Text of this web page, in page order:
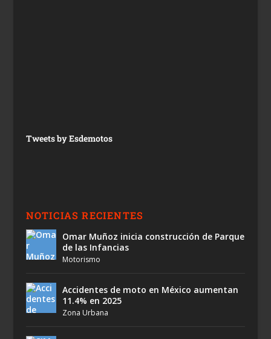
Tweets by Esdemotos
NOTICIAS RECIENTES
Omar Muñoz inicia construcción de Parque
de las Infancias
Motorismo
Accidentes de moto en México aumentan
11.4% en 2025
Zona Urbana